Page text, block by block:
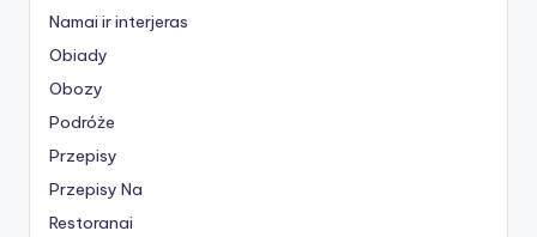
Namai ir interjeras
Obiady
Obozy
Podróże
Przepisy
Przepisy Na
Restoranai